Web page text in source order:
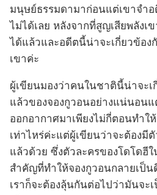
มนุษย์ธรรมดามาก่อนแต่เขาจำ
ไม่ได้เลย หลังจากที่สูญเสียพลังเ
ได้แล้วและอดีตนี้น่าจะเกี่ยวข้อง
เขาค่ะ
ผู้เขียนมองว่าคนในชาตินี้น่าจะเ
แล้วของจองกูวอนอย่างแน่นอน
ออกอากาศมาเพียงไม่กี่ตอนทำใ
เท่าไหร่ค่ะแต่ผู้เขียนว่าจะต้องมี
แล้วด้วย ซึ่งตัวละครของโดโดฮี
สำคัญที่ทำให้จองกูวอนกลายเป็
เราก็จะต้องลุ้นกันต่อไปว่ามันจะ